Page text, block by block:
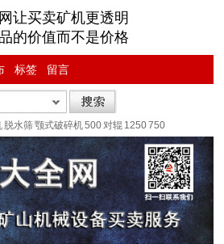
让买卖矿机更透明
的价值而不是价格
标签 留言
脱水筛颚式破碎机500对辊 1250750